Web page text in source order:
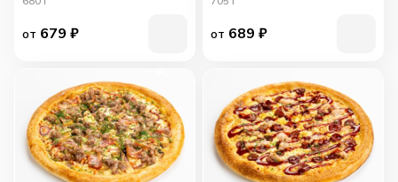
от 679 ₽ от 689 ₽